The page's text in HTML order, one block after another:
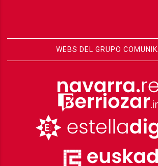
WEBS DEL GRUPO